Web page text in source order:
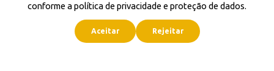
conforme a política de privacidade e proteção de dados.
Aceitar Rejeitar